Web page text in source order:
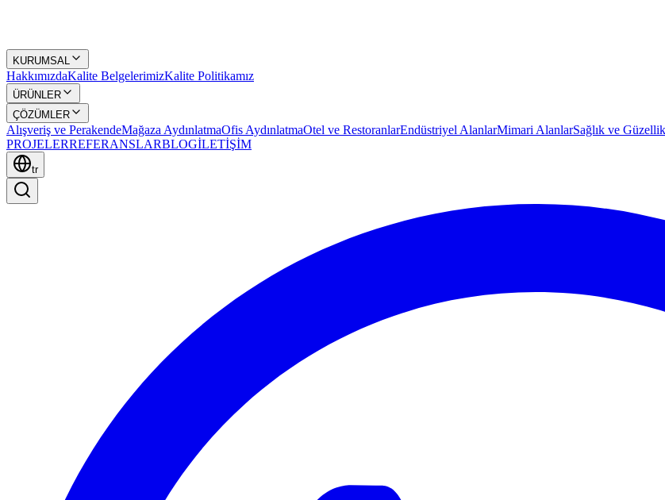
KURUMSAL
HakkımızdaKalite BelgelerimizKalite Politikamız
ÜRÜNLER
ÇÖZÜMLER
Alışveriş ve PerakendeMağaza AydınlatmaOfis AydınlatmaOtel ve RestoranlarEndüstriyel AlanlarMimari AlanlarSağlık ve Güzellik
PROJELERREFERANSLARBLOGİLETİŞİM
tr